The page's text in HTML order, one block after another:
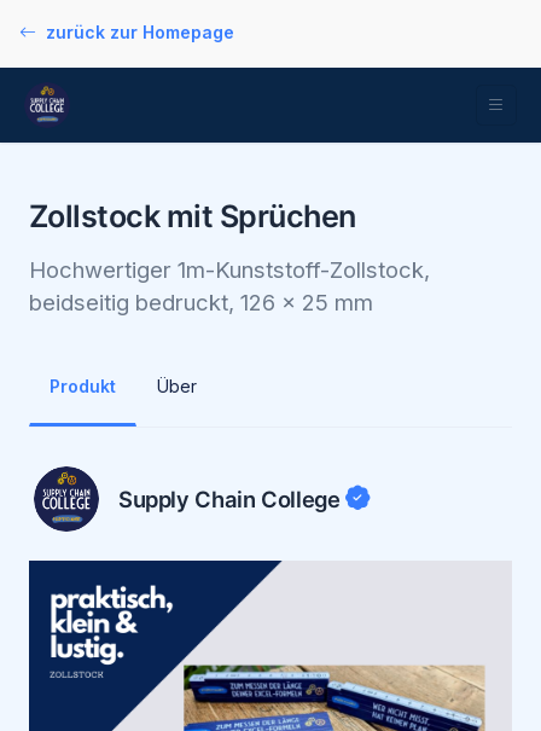
zurück zur Homepage
Zollstock mit Sprüchen
Hochwertiger 1m-Kunststoff-Zollstock,
beidseitig bedruckt, 126 x 25 mm
Produkt Über
Supply Chain College